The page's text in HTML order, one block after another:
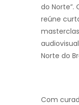
do
reúne
Norte do
Com